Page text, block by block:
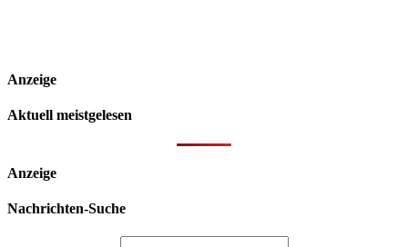
Anzeige
Aktuell meistgelesen
Anzeige
Nachrichten-Suche